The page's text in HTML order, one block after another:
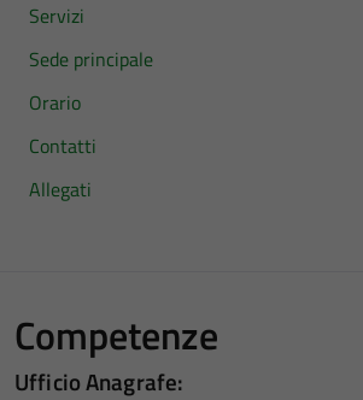
Servizi
Sede principale
Orario
Contatti
Allegati
Competenze
Ufficio Anagrafe: